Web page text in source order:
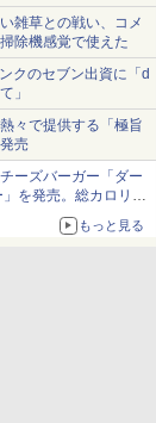
雑草との戦い、コメ
除機感覚で使えた
クのセブン出資に「d
」
々で提供する「極旨
売
ーズバーガー「ダー
を発売。総カロリー
もっと見る